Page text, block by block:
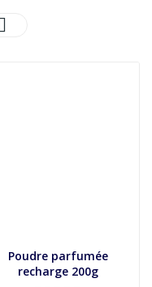
Poudre parfumée
recharge 200g